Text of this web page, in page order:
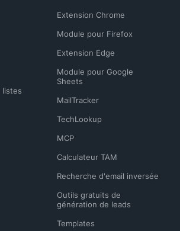
listes
Extension Chrome
Module pour Firefox
Extension Edge
Module pour Google
Sheets
MailTracker
TechLookup
MCP
Calculateur TAM
Recherche d'email inversée
Outils gratuits de
génération de leads
Templates